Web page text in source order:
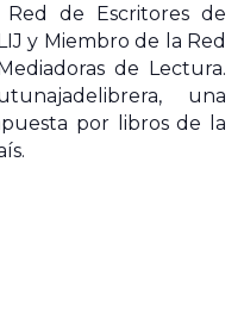
de Escritores de
y Miembro de la Red
de Lectura.
una
por libros de la